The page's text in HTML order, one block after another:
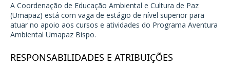
A Coordenação de Educação Ambiental e Cultura de Paz
(Umapaz) está com vaga de estágio de nível superior para
atuar no apoio aos cursos e atividades do Programa Aventura
Ambiental Umapaz Bispo.
RESPONSABILIDADES E ATRIBUIÇÕES